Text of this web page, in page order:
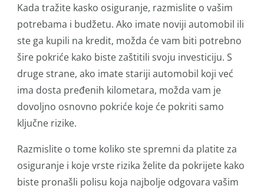
Kada tražite kasko osiguranje, razmislite o vašim
potrebama i budžetu. Ako imate noviji automobil ili
ste ga kupili na kredit, možda će vam biti potrebno
šire pokriće kako biste zaštitili svoju investiciju. S
druge strane, ako imate stariji automobil koji već
ima dosta pređenih kilometara, možda vam je
dovoljno osnovno pokriće koje će pokriti samo
ključne rizike.
Razmislite o tome koliko ste spremni da platite za
osiguranje i koje vrste rizika želite da pokrijete kako
biste pronašli polisu koja najbolje odgovara vašim